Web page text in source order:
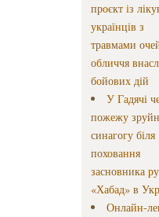
проєкт із
українців з
травмами
обличчя
бойових дій
У Гадячі
пожежу
синагогу біля
поховання
засновника
«Хабад» в
Онлайн-